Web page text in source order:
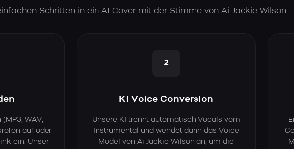
Schritten in ein AI Cover mit der Stimme von Ai Jackie Wilson
WAV,
auf oder
ein. Unser
2
KI Voice Conversion
Unsere KI trennt automatisch Vocals vom
Instrumental und wendet dann das Voice
Model von Ai Jackie Wilson an, um die